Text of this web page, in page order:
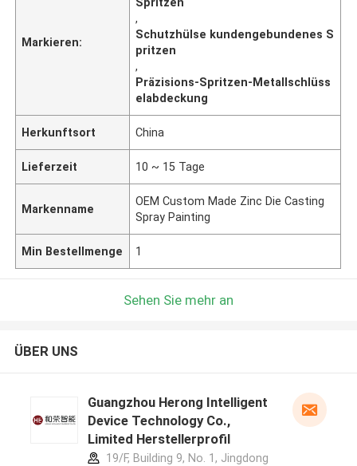
Markieren:
,
Schutzhülse kundengebundenes S
pritzen
,
Präzisions-Spritzen-Metallschlüss
elabdeckung
Herkunftsort China
Lieferzeit 10 ~ 15 Tage
Markenname
OEM Custom Made Zinc Die Casting
Spray Painting
Min Bestellmenge 1
Sehen Sie mehr an
ÜBER UNS
Guangzhou Herong Intelligent
Device Technology Co.,
Limited Herstellerprofil
19/F, Building 9, No. 1, Jingdong